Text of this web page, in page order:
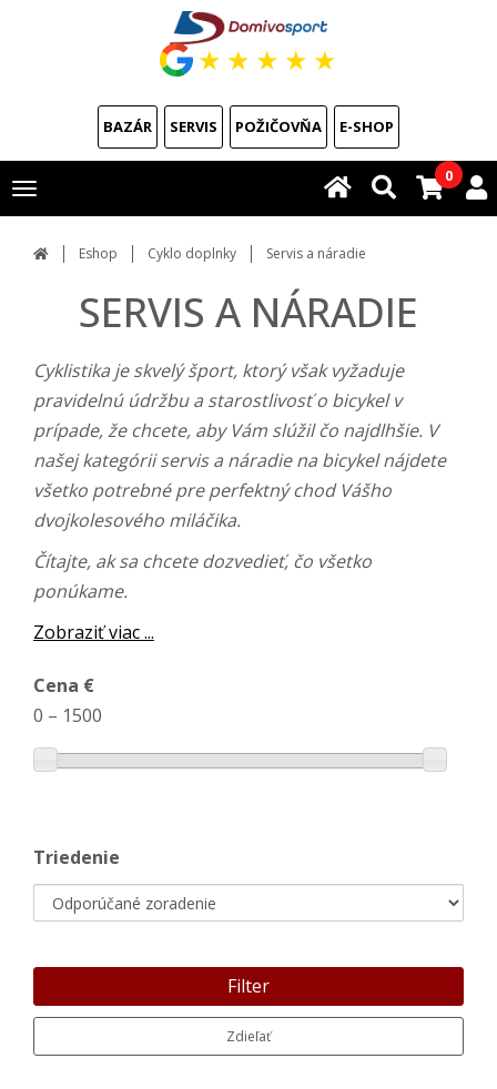
★ ★ ★ ★ ★
BAZÁR SERVIS POŽIČOVŇA E-SHOP
Toggle
navigation
0
Eshop Cyklo doplnky Servis a náradie
SERVIS A NÁRADIE
Cyklistika je skvelý šport, ktorý však vyžaduje
pravidelnú údržbu a starostlivosť o bicykel v
prípade, že chcete, aby Vám slúžil čo najdlhšie. V
našej kategórii servis a náradie na bicykel nájdete
všetko potrebné pre perfektný chod Vášho
dvojkolesového miláčika.
Čítajte, ak sa chcete dozvedieť, čo všetko
ponúkame.
Zobraziť viac ...
Cena €
0 – 1500
Triedenie
Filter
Zdieľať